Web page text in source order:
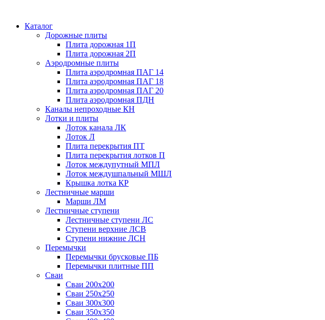
Каталог
Дорожные плиты
Плита дорожная 1П
Плита дорожная 2П
Аэродромные плиты
Плита аэродромная ПАГ 14
Плита аэродромная ПАГ 18
Плита аэродромная ПАГ 20
Плита аэродромная ПДН
Каналы непроходные КН
Лотки и плиты
Лоток канала ЛК
Лоток Л
Плита перекрытия ПТ
Плита перекрытия лотков П
Лоток междупутный МПЛ
Лоток междушпальный МШЛ
Крышка лотка КР
Лестничные марши
Марши ЛМ
Лестничные ступени
Лестничные ступени ЛС
Ступени верхние ЛСВ
Ступени нижние ЛСН
Перемычки
Перемычки брусковые ПБ
Перемычки плитные ПП
Сваи
Сваи 200х200
Сваи 250х250
Сваи 300х300
Сваи 350х350